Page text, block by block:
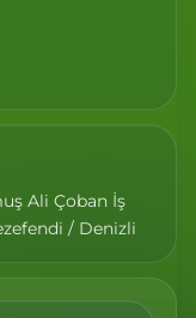
Ali Çoban İş
/ Denizli